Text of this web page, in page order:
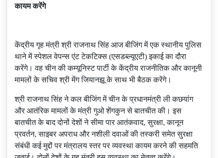
कायम करेंगे
केंद्रीय गृह मंत्री श्री राजनाथ सिंह आज बीजिंग में एक स्थानीय पुलिस
थाने में स्पेशल वेपन्स एंट टेकटिक्स (एसडब्ल्यूएटी) इकाई का दौरा
करेंगे। वह चीन की कम्यूनिस्ट पार्टी के केंद्रीय राजनीतिक और कानूनी
मामलों के सचिव श्री मेंग जियानझू के साथ भी बैठक करेंगे।
श्री राजनाथ सिंह ने कल बीजिंग में चीन के प्रधानमंत्री ली कछयांग
और आतंरिक मामलों के मंत्री गुओ शेंगकुन से बातचीत की। इस
बातचीत के बाद दोनों देशों ने सीमा पार आतंकवाद, सुरक्षा, कानून
प्रवर्तन, साइबर अपराध और नशीली दवाओं की तस्करी समेत सुरक्षा
संबंधी कई मुद्दों पर मंत्रालय स्तर पर व्यवस्था कायम करने की सहमति